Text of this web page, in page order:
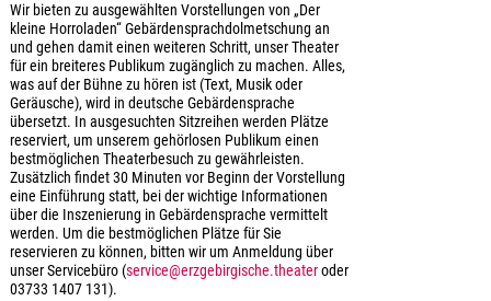
Wir bieten zu ausgewählten Vorstellungen von „Der
kleine Horroladen“ Gebärdensprachdolmetschung an
und gehen damit einen weiteren Schritt, unser Theater
für ein breiteres Publikum zugänglich zu machen. Alles,
was auf der Bühne zu hören ist (Text, Musik oder
Geräusche), wird in deutsche Gebärdensprache
übersetzt. In ausgesuchten Sitzreihen werden Plätze
reserviert, um unserem gehörlosen Publikum einen
bestmöglichen Theaterbesuch zu gewährleisten.
Zusätzlich findet 30 Minuten vor Beginn der Vorstellung
eine Einführung statt, bei der wichtige Informationen
über die Inszenierung in Gebärdensprache vermittelt
werden. Um die bestmöglichen Plätze für Sie
reservieren zu können, bitten wir um Anmeldung über
unser Servicebüro (service@erzgebirgische.theateroder
03733 1407 131).